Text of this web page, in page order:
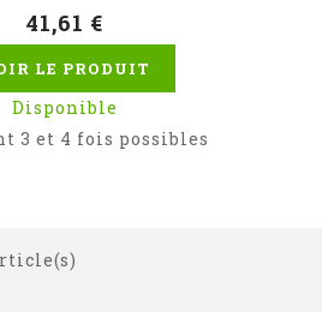
41,61 €
LE PRODUIT
Disponible
3 et 4 fois possibles